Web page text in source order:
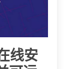
线安